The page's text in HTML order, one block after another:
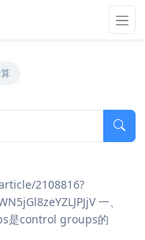
2108816?
一、
是control groups的